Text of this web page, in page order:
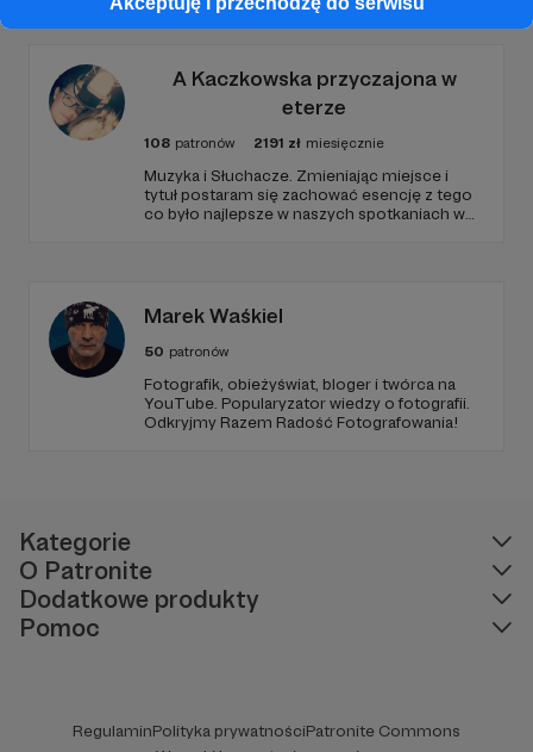
A Kaczkowska przyczajona w
eterze
108 patronów 2191 zł miesięcznie
Muzyka i Słuchacze. Zmieniając miejsce i
tytuł postaram się zachować esencję z tego
co było najlepsze w naszych spotkaniach w
fotografik.
Marek Waśkiel
50 patronów
Fotografik, obieżyświat, bloger i twórca na
YouTube. Popularyzator wiedzy o fotografii.
Odkryjmy Razem Radość Fotografowania!
Kategorie
O Patronite
Dodatkowe produkty
Pomoc
RegulaminPolityka prywatnościPatronite Commons